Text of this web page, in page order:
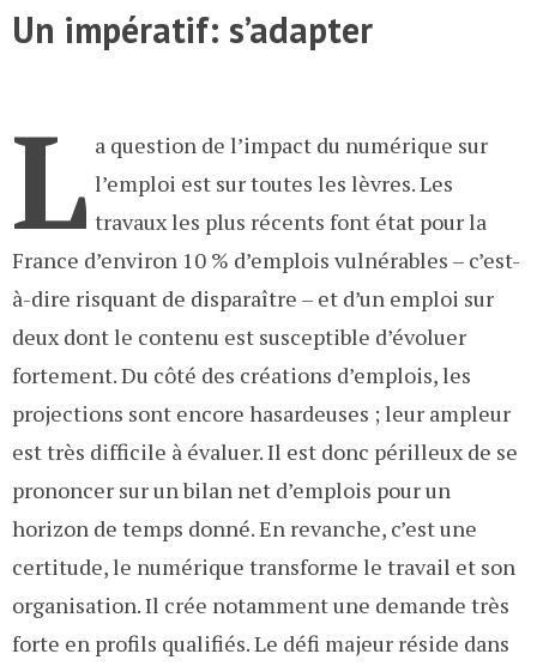
Un impératif: s’adapter
L a question de l’impact du numérique sur
l’emploi est sur toutes les lèvres. Les
travaux les plus récents font état pour la
France d’environ 10 % d’emplois vulnérables – c’est-
à-dire risquant de disparaître – et d’un emploi sur
deux dont le contenu est susceptible d’évoluer
fortement. Du côté des créations d’emplois, les
projections sont encore hasardeuses ; leur ampleur
est très difficile à évaluer. Il est donc périlleux de se
prononcer sur un bilan net d’emplois pour un
horizon de temps donné. En revanche, c’est une
certitude, le numérique transforme le travail et son
organisation. Il crée notamment une demande très
forte en profils qualifiés. Le défi majeur réside dans